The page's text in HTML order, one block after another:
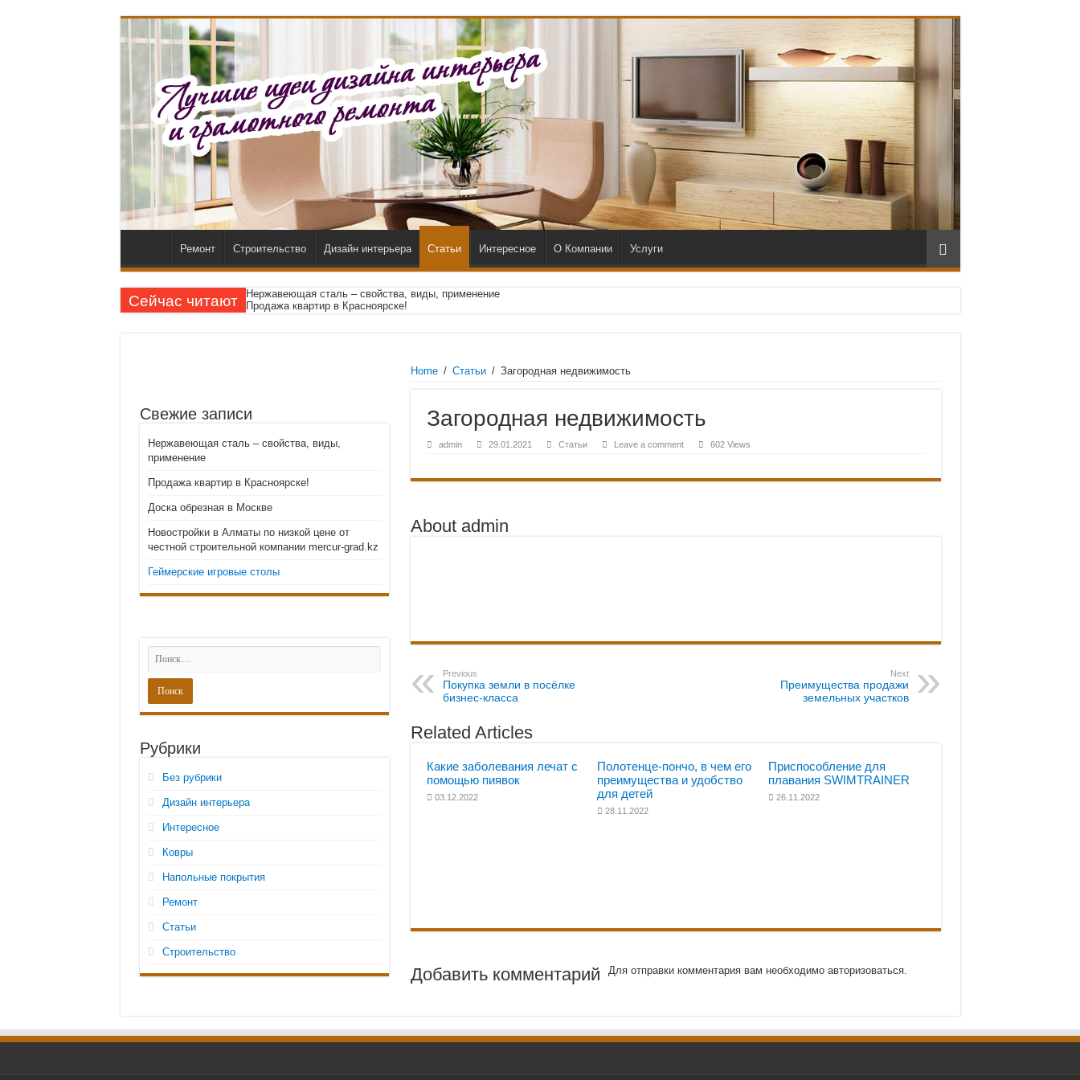
Ремонт Строительство Дизайн интерьера Статьи Интересное О Компании Услуги
Сейчас читают
Нержавеющая сталь – свойства, виды, применение
Продажа квартир в Красноярске!
stroyhouse.od.ua – это надежная и честная ремонтно-строительная компания с большим профессиональным опытом
Двери-невидимки в Москве
Скрытые двери внутреннего и наружного открывания
Консольные светодиодные светильники на столбы – рекомендации по выбор
Home / Статьи / Загородная недвижимость
Загородная недвижимость
admin 29.01.2021 Статьи Leave a comment 602 Views
About admin
Previous
Покупка земли в посёлке
бизнес-класса
Next
Преимущества продажи
земельных участков
Related Articles
Какие заболевания лечат с
помощью пиявок
03.12.2022
Полотенце-пончо, в чем его
преимущества и удобство
для детей
28.11.2022
Приспособление для
плавания SWIMTRAINER
26.11.2022
Добавить комментарий Для отправки комментария вам необходимо авторизоваться.
Свежие записи
Нержавеющая сталь – свойства, виды,
применение
Продажа квартир в Красноярске!
Доска обрезная в Москве
Новостройки в Алматы по низкой цене от
честной строительной компании mercur-grad.kz
Геймерские игровые столы
Рубрики
Без рубрики
Дизайн интерьера
Интересное
Ковры
Напольные покрытия
Ремонт
Статьи
Строительство